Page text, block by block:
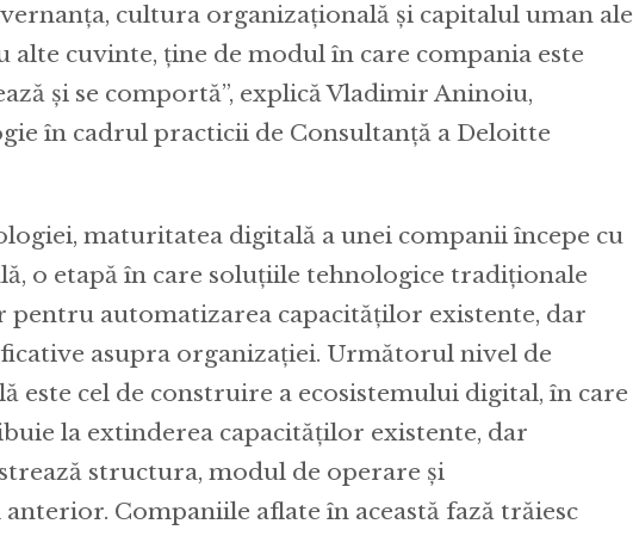
cultura organizațională și capitalul uman ale
alte cuvinte, ține de modul în care compania este
și se comportă”, explică Vladimir Aninoiu,
în cadrul practicii de Consultanță a Deloitte
maturitatea digitală a unei companii începe cu
o etapă în care soluțiile tehnologice tradiționale
pentru automatizarea capacităților existente, dar
asupra organizației. Următorul nivel de
este cel de construire a ecosistemului digital, în care
la extinderea capacităților existente, dar
structura, modul de operare și
Companiile aflate în această fază trăiesc